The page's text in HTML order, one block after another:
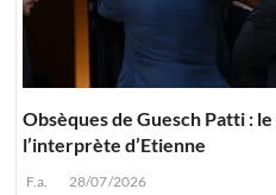
Obsèques de Guesch Patti :
l’interprète d’Etienne
F.a. 28/07/2026